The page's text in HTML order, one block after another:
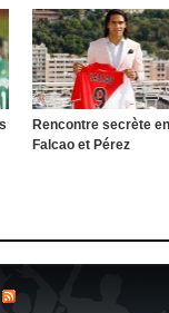
Rencontre secrète
Falcao et Pérez